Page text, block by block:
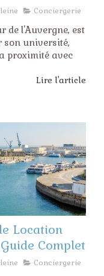
Conciergerie
de l'Auvergne, est
son université,
proximité avec
Lire l'article
Location
Complet
Conciergerie